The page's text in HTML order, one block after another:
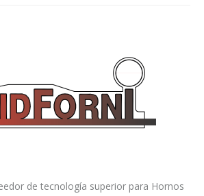
de tecnología superior para Hornos